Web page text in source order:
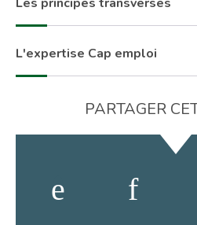
L'expertise Cap emploi
PARTAGER